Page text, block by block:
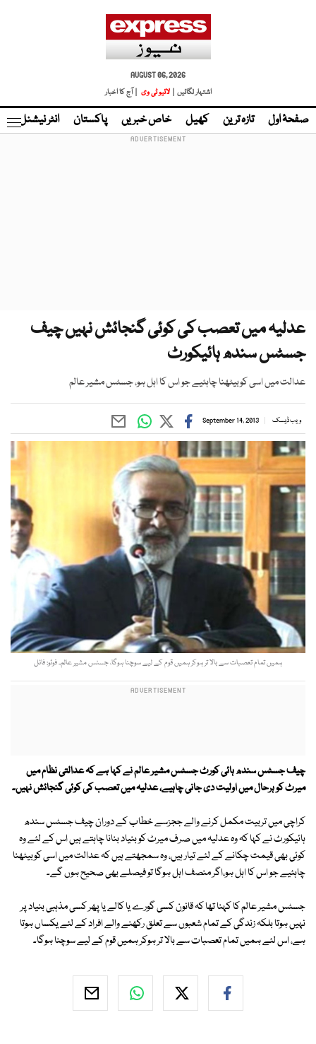
AUGUST 06, 2026
اشتہار لگائیں |
لائیو ٹی وی | آج کا اخبار
صفحۂ اول تازہ ترین کھیل خاص خبریں پاکستان انٹر نیشنل
عدلیہ میں تعصب کی کوئی گنجائش نہیں چیف
جسٹس سندھ ہائیکورٹ
عدالت میں اسی کوبیٹھنا چاہئیے جو اس کا اہل ہو، جسٹس مشیر عالم
ویب ڈیسک September 14, 2013
ہمیں تمام تعصبات سے بالا تر ہوکر ہمیں قوم کے لیے سوچنا ہوگا، جسٹس مشیر عالم۔ فوٹو: فائل
چیف جسٹس سندھ ہائی کورٹ جسٹس مشیر عالم نے کہا ہے کہ عدالتی نظام میں
میرٹ کو ہرحال میں اولیت دی جانی چاہیے،عدلیہ میں تعصب کی کوئی گنجائش نہیں۔
کراچی میں تربیت مکمل کرنے والے ججزسے خطاب کے دوران چیف جسٹس سندھ
ہائیکورٹ نے کہا کہ وہ عدلیہ میں صرف میرٹ کو بنیاد بنانا چاہتے ہیں اس کے لئے وہ
کوئی بھی قیمت چکانے کے لئے تیار ہیں، وہ سمجھتے ہیں کہ عدالت میں اسی کوبیٹھنا
چاہئیے جو اس کا اہل ہو،اگر منصف اہل ہوگا تو فیصلے بھی صحیح ہوں گے۔
جسٹس مشیر عالم کا کہنا تھا کہ قانون کسی گورے یا کالے یا پھر کسی مذہبی بنیاد پر
نہیں ہوتا بلکہ زندگی کے تمام شعبوں سے تعلق رکھنے والے افراد کے لئے یکساں ہوتا
ہے، اس لئے ہمیں تمام تعصبات سے بالا تر ہوکر ہمیں قوم کے لیے سوچنا ہوگا۔